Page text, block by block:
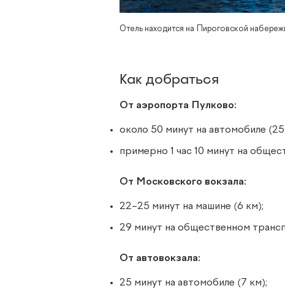
Отель находится на Пироговской
Как добраться
От аэропорта Пулково:
около 50 минут на автомобиле
примерно 1 час 10 минут на
От Московского вокзала:
22–25 минут на машине (6 км);
29 минут на общественном
От автовокзала:
25 минут на автомобиле (7 км);